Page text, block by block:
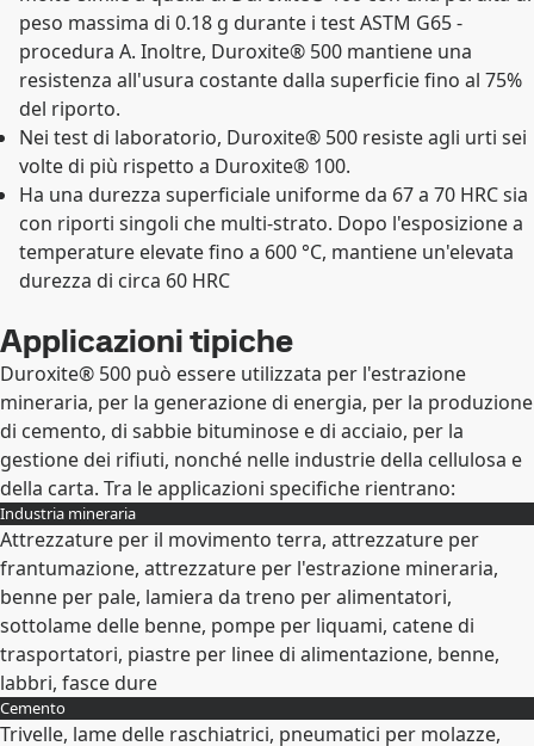
peso massima di 0.18 g durante i test ASTM G65 -
procedura A. Inoltre, Duroxite® 500 mantiene una
resistenza all'usura costante dalla superficie fino al 75%
del riporto.
Nei test di laboratorio, Duroxite® 500 resiste agli urti sei
volte di più rispetto a Duroxite® 100.
Ha una durezza superficiale uniforme da 67 a 70 HRC sia
con riporti singoli che multi-strato. Dopo l'esposizione a
temperature elevate fino a 600 °C, mantiene un'elevata
durezza di circa 60 HRC
Applicazioni tipiche
Duroxite® 500 può essere utilizzata per l'estrazione
mineraria, per la generazione di energia, per la produzione
di cemento, di sabbie bituminose e di acciaio, per la
gestione dei rifiuti, nonché nelle industrie della cellulosa e
della carta. Tra le applicazioni specifiche rientrano:
Industria mineraria
Attrezzature per il movimento terra, attrezzature per
frantumazione, attrezzature per l'estrazione mineraria,
benne per pale, lamiera da treno per alimentatori,
sottolame delle benne, pompe per liquami, catene di
trasportatori, piastre per linee di alimentazione, benne,
labbri, fasce dure
Espandi
Cemento
Trivelle, lame delle raschiatrici, pneumatici per molazze,